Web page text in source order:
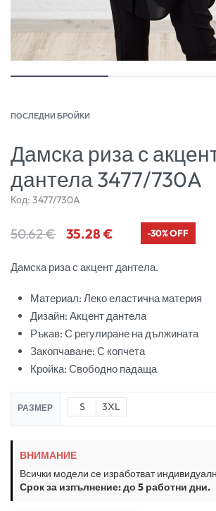
ПОСЛЕДНИ БРОЙКИ
Дамска риза с
дантела 3477/730A
Код: 3477/730A
50.62€ 35.28 € -30% OFF
Дамска риза с акцент дантела.
Материал: Леко еластична материя
Дизайн: Акцент дантела
Ръкав: С регулиране на дължината
Закопчаване: С копчета
Кройка: Свободно падаща
РАЗМЕР S 3XL
ВНИМАНИЕ
Всички модели се изработват
Срок за изпълнение: до 5 работни дни.